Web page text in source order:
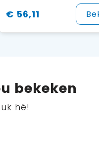
€ 56,11
bekeken
hé!